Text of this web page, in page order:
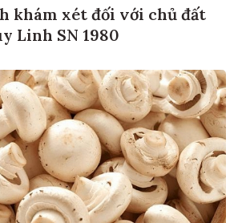
khám xét đối với chủ đất
Linh SN 1980